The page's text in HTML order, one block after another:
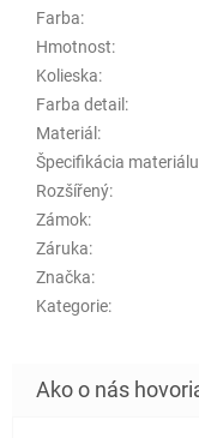
Farba:
Hmotnost:
Kolieska:
Farba detail :
Materiál :
Špecifikácia materiálu
Rozšířený:
Zámok:
Záruka:
Značka:
Kategorie: